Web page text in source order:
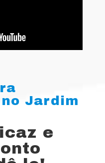
Jardim
e